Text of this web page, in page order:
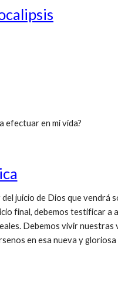
efectuar en mi vida?
juicio de Dios que vendrá
final, debemos testificar a
Debemos vivir nuestras
en esa nueva y gloriosa